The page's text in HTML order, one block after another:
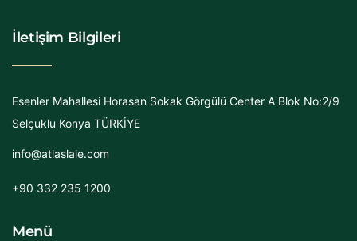
İletişim Bilgileri
Esenler Mahallesi Horasan Sokak Görgülü Center A Blok No:2/9
Selçuklu Konya TÜRKİYE
info@atlaslale.com
+90 332 235 1200
Menü